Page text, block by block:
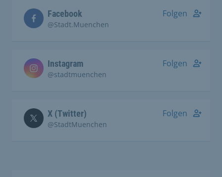
Facebook
@Stadt.Muenchen
Folgen
Instagram
@stadtmuenchen
Folgen
X (Twitter)
@StadtMuenchen
Folgen